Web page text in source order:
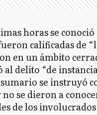
horas se
calificadas de
en un ámbito
al delito “de
se instruyó
se dieron a
de los